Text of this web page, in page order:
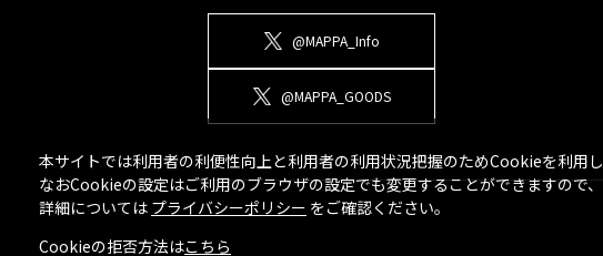
@MAPPA_Info
@MAPPA_GOODS
本サイトでは利用者の利便性向上と利用者の利用状況把握のためCookieを利用し
なおCookieの設定はご利用のブラウザの設定でも変更することができますので
詳細については プライバシーポリシー をご確認ください。
Cookieの拒否方法はこちら